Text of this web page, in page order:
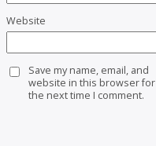
Website
Save my name, email, and
website in this browser for
the next time I comment.